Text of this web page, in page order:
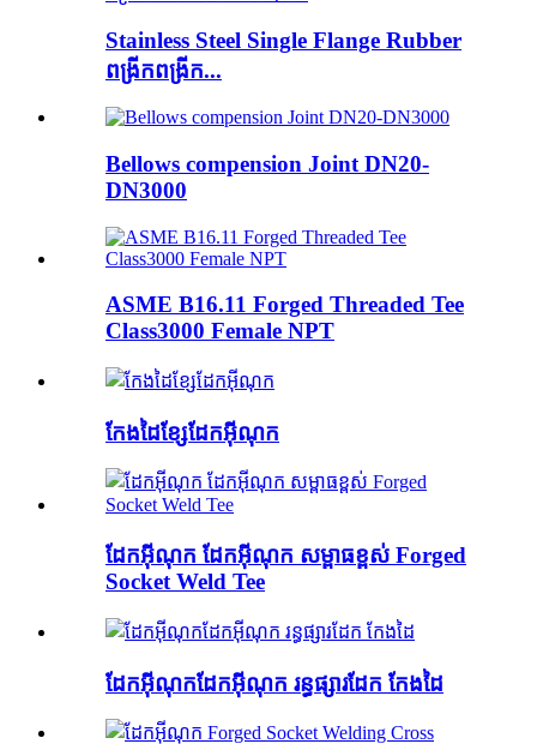
Stainless Steel Single Flange Rubber
ពង្រីកពង្រីក...
Bellows compension Joint DN20-
DN3000
ASME B16.11 Forged Threaded Tee
Class3000 Female NPT
កែងដៃខ្សែដែកអ៊ីណុក
ដែកអ៊ីណុក ដែកអ៊ីណុក សម្ពាធខ្ពស់ Forged
Socket Weld Tee
ដែកអ៊ីណុកដែកអ៊ីណុក រន្ធផ្សារដែក កែងដៃ